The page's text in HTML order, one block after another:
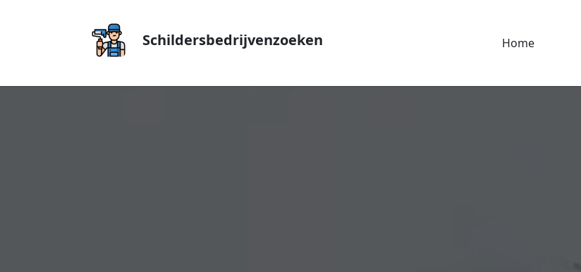
Schildersbedrijvenzoeken Home